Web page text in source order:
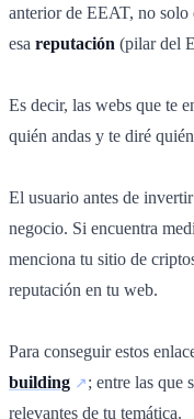
anterior de EEAT, no solo
esa reputación (pilar del
Es decir, las webs que te
quién andas y te diré
El usuario antes de
negocio. Si encuentra
menciona tu sitio de
reputación en tu web.
Para conseguir estos
building
; entre las que
relevantes de tu temática.